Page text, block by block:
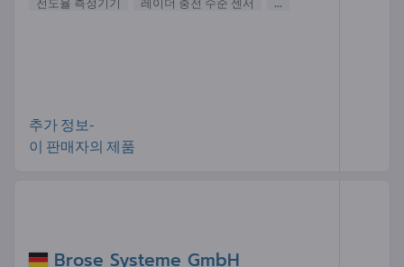
전도율 측정기기
레이더 충전 수준 센서 ...
추가 정보-
이 판매자의 제품
Brose Systeme GmbH